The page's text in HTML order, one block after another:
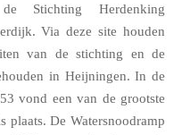
Stichting Herdenking
Via deze site houden
van de stichting en de
in Heijningen. In de
vond een van de grootste
plaats. De Watersnoodramp